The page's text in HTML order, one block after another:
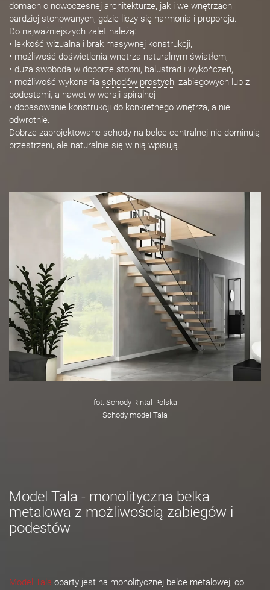
domach o nowoczesnej architekturze, jak i we wnętrzach
bardziej stonowanych, gdzie liczy się harmonia i proporcja.
Do najważniejszych zalet należą:
• lekkość wizualna i brak masywnej konstrukcji,
• możliwość doświetlenia wnętrza naturalnym światłem,
• duża swoboda w doborze stopni, balustrad i wykończeń,
• możliwość wykonania schodów prostych, zabiegowych lub z
podestami, a nawet w wersji spiralnej
• dopasowanie konstrukcji do konkretnego wnętrza, a nie
odwrotnie.
Dobrze zaprojektowane schody na belce centralnej nie dominują
przestrzeni, ale naturalnie się w nią wpisują.
fot. Schody Rintal Polska
Schody model Tala
Model Tala - monolityczna belka
metalowa z możliwością zabiegów i
podestów
Model Tala oparty jest na monolitycznej belce metalowej, co